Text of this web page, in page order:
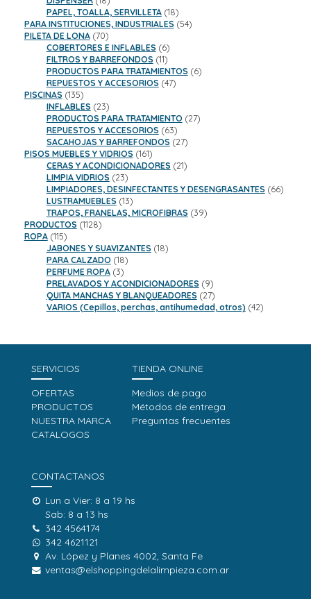
productos
PAPEL, TOALLA, SERVILLETA 1818
productos
PARA INSTITUCIONES, INDUSTRIALES 5454
PILETA DE LONA 7070
productos
COBERTORES E INFLABLES 66
productos
FILTROS Y BARREFONDOS 1111
productos
PRODUCTOS PARA TRATAMIENTOS 66
REPUESTOS Y ACCESORIOS 4747
PISCINAS 135135
productos
INFLABLES 2323
productos
PRODUCTOS PARA TRATAMIENTO 2727
REPUESTOS Y ACCESORIOS 6363
productos
SACAHOJAS Y BARREFONDOS 2727
PISOS MUEBLES Y VIDRIOS 161161
productos
CERAS Y ACONDICIONADORES 2121
LIMPIA VIDRIOS 2323
productos
LIMPIADORES, DESINFECTANTES Y DESENGRASANTES 6666
LUSTRAMUEBLES 1313
productos
TRAPOS, FRANELAS, MICROFIBRAS 3939
PRODUCTOS 11281128
ROPA 115115
productos
JABONES Y SUAVIZANTES 1818
PARA CALZADO 1818
PERFUME ROPA 33
productos
PRELAVADOS Y ACONDICIONADORES 99
productos
QUITA MANCHAS Y BLANQUEADORES 2727
productos
VARIOS (Cepillos, perchas, antihumedad, otros) 4242
SERVICIOS
OFERTAS
PRODUCTOS
NUESTRA MARCA
CATALOGOS
TIENDA ONLINE
Medios de pago
Métodos de entrega
Preguntas frecuentes
CONTACTANOS
Lun a Vier: 8 a 19 hs
Sab: 8 a 13 hs
342 4564174
342 4621121
Av. López y Planes 4002, Santa Fe
ventas@elshoppingdelalimpieza.com.ar